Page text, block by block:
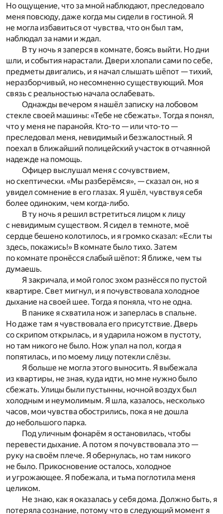
Но ощущение, что за мной наблюдают, преследовало
меня повсюду, даже когда мы сидели в гостиной. Я
не могла избавиться от чувства, что он был там,
наблюдал за нами и ждал.
В ту ночь я заперся в комнате, боясь выйти. Но дни
шли, и события нарастали. Двери хлопали сами по себе,
предметы двигались, и я начал слышать шёпот — тихий,
неразборчивый, но несомненно существующий. Моя
связь с реальностью начала ослабевать.
Однажды вечером я нашёл записку на лобовом
стекле своей машины: «Тебе не сбежать». Тогда я понял,
что у меня не паранойя. Кто-то — или что-то —
преследовал меня, невидимый и безжалостный. Я
поехал в ближайший полицейский участок в отчаянной
надежде на помощь.
Офицер выслушал меня с сочувствием,
но скептически. «Мы разберёмся», — сказал он, но я
увидел сомнение в его глазах. Я ушёл, чувствуя себя
более одиноким, чем когда-либо.
В ту ночь я решил встретиться лицом к лицу
с невидимым существом. Я сидел в темноте, моё
сердце бешено колотилось, и я громко сказал: «Если ты
здесь, покажись!» В комнате было тихо. Затем
по комнате пронёсся слабый шёпот: Я ближе, чем ты
думаешь.
Я закричала, и мой голос эхом разнёсся по пустой
квартире. Свет мигнул, и я почувствовала холодное
дыхание на своей шее. Тогда я поняла, что не одна.
В панике я схватила нож и заперлась в спальне.
Но даже там я чувствовала его присутствие. Дверь
со скрипом открылась, и я ударила ножом в пустоту,
но там никого не было. Нож упал на пол, когда я
попятилась, и по моему лицу потекли слёзы.
Я больше не могла этого выносить. Я выбежала
из квартиры, не зная, куда идти, но мне нужно было
сбежать. Улицы были пустынны, ночной воздух был
холодным и неумолимым. Я шла, казалось, несколько
часов, мои чувства обострились, пока я не дошла
до небольшого парка.
Под уличным фонарём я остановилась, чтобы
перевести дыхание. А потом я почувствовала это —
руку на своём плече. Я обернулась, но там никого
не было. Прикосновение осталось, холодное
и угрожающее. Я побежала, и тьма поглотила меня
целиком.
Не знаю, как я оказалась у себя дома. Должно быть, я
потеряла сознание, потому что в следующий момент я